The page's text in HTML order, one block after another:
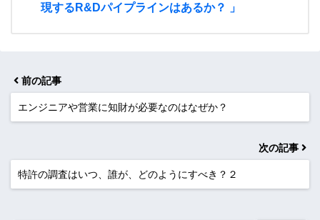
現するR&Dパイプラインはあるか？ 」
前の記事
エンジニアや営業に知財が必要なのはなぜか？
次の記事
特許の調査はいつ、誰が、どのようにすべき？２